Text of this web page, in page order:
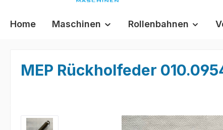
Home Maschinen Rollenbahnen
MEP Rückholfeder
Bildergalerie überspringen